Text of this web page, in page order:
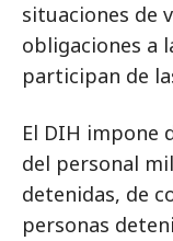
situaciones de
obligaciones a
participan de
El DIH impone
del personal
detenidas, de
personas